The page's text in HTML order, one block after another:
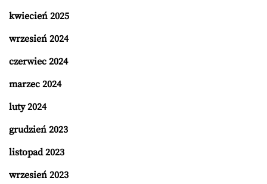
kwiecień 2025
wrzesień 2024
czerwiec 2024
marzec 2024
luty 2024
grudzień 2023
listopad 2023
wrzesień 2023